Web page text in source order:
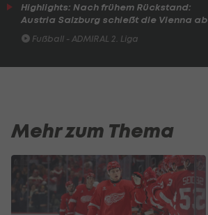
Highlights: Nach frühem Rückstand:
Austria Salzburg schießt die Vienna ab
Fußball - ADMIRAL 2. Liga
Mehr zum Thema